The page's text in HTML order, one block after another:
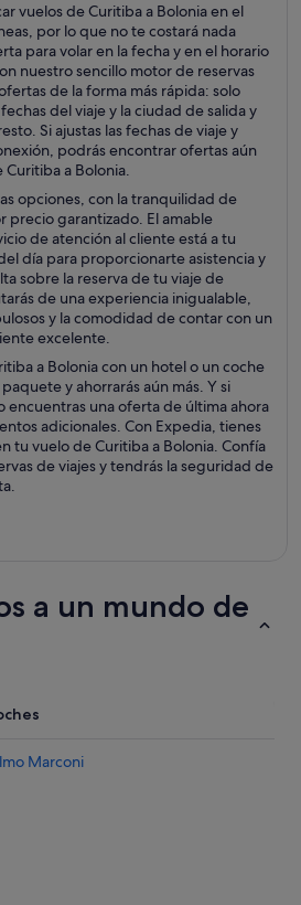
vuelos de Curitiba a Bolonia en el
por lo que no te costará nada
para volar en la fecha y en el horario
nuestro sencillo motor de reservas
de la forma más rápida: solo
del viaje y la ciudad de salida y
Si ajustas las fechas de viaje y
podrás encontrar ofertas aún
a Bolonia.
opciones, con la tranquilidad de
precio garantizado. El amable
de atención al cliente está a tu
día para proporcionarte asistencia y
sobre la reserva de tu viaje de
de una experiencia inigualable,
y la comodidad de contar con un
excelente.
a Bolonia con un hotel o un coche
y ahorrarás aún más. Y si
encuentras una oferta de última ahora
adicionales. Con Expedia, tienes
tu vuelo de Curitiba a Bolonia. Confía
de viajes y tendrás la seguridad de
a un mundo de
Marconi